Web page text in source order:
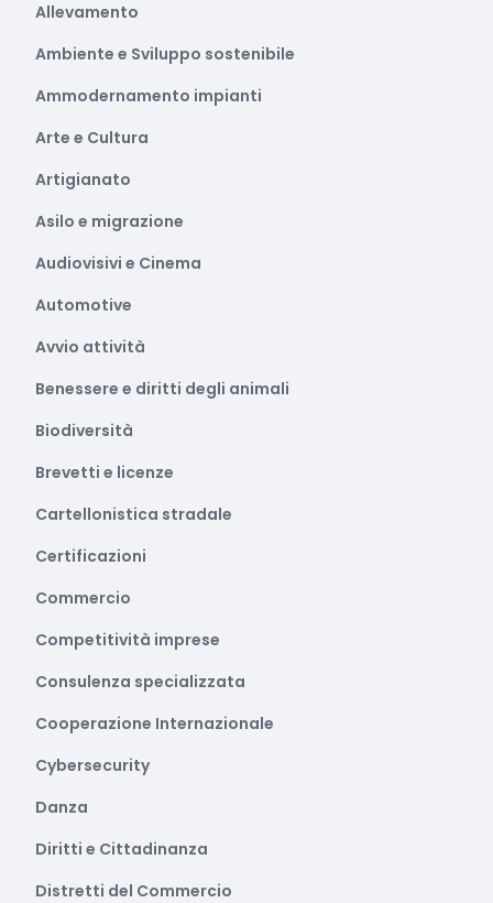
Allevamento
Ambiente e Sviluppo sostenibile
Ammodernamento impianti
Arte e Cultura
Artigianato
Asilo e migrazione
Audiovisivi e Cinema
Automotive
Avvio attività
Benessere e diritti degli animali
Biodiversità
Brevetti e licenze
Cartellonistica stradale
Certificazioni
Commercio
Competitività imprese
Consulenza specializzata
Cooperazione Internazionale
Cybersecurity
Danza
Diritti e Cittadinanza
Distretti del Commercio